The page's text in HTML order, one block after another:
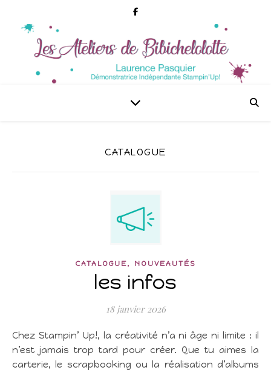
CATALOGUE
CATALOGUE, NOUVEAUTÉS
les infos
18 janvier 2026
Chez Stampin’ Up!, la créativité n’a ni âge ni limite : il
n’est jamais trop tard pour créer. Que tu aimes la
carterie, le scrapbooking ou la réalisation d’albums